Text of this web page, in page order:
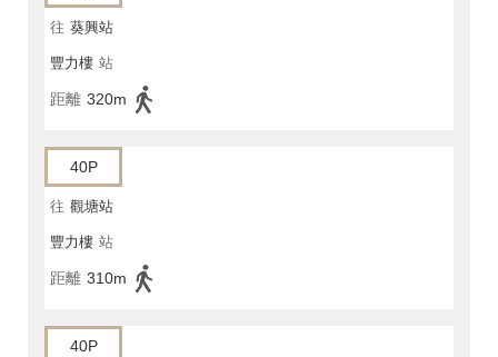
往 葵興站
豐力樓 站
距離 320m
40P
往 觀塘站
豐力樓 站
距離 310m
40P